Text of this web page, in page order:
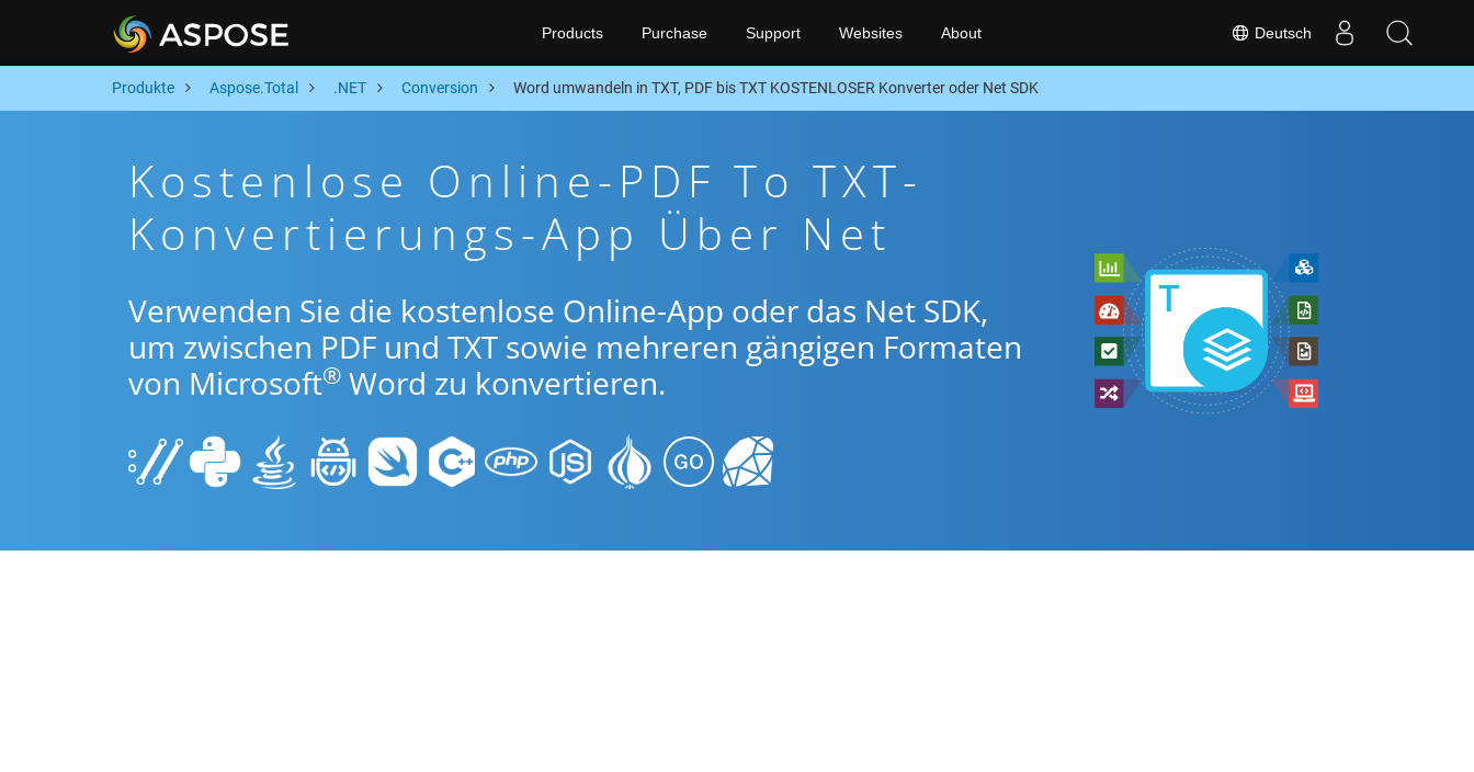
Deutsch
Products Purchase Support Websites About
Produkte Aspose.Total .NET Conversion Word umwandeln in TXT, PDF bis TXT KOSTENLOSER Konverter oder Net SDK
Kostenlose Online-PDF To TXT-
Konvertierungs-App Über Net
Verwenden Sie die kostenlose Online-App oder das Net SDK,
um zwischen PDF und TXT sowie mehreren gängigen Formaten
von Microsoft® Word zu konvertieren.